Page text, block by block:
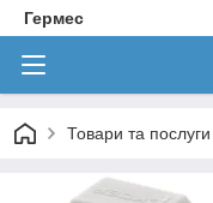
Гермес
Товари та послуги